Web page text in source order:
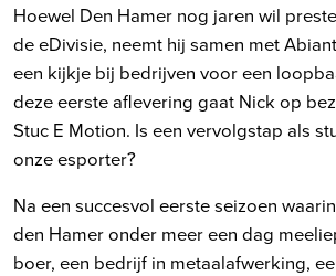
Hoewel Den Hamer nog jaren wil
de eDivisie, neemt hij samen met
een kijkje bij bedrijven voor een
deze eerste aflevering gaat Nick op
Stuc E Motion. Is een vervolgstap als
onze esporter?
Na een succesvol eerste seizoen
den Hamer onder meer een dag
boer, een bedrijf in metaalafwerking,